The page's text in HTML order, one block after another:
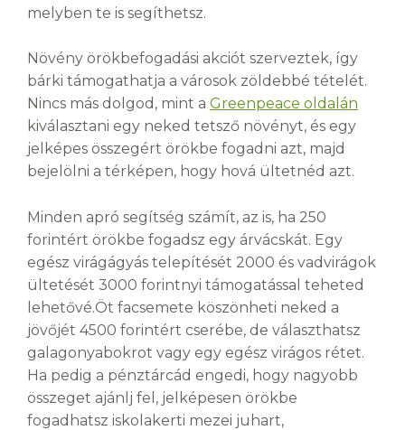
melyben te is segíthetsz.
Növény örökbefogadási akciót szerveztek, így
bárki támogathatja a városok zöldebbé tételét.
Nincs más dolgod, mint a Greenpeace oldalán
kiválasztani egy neked tetsző növényt, és egy
jelképes összegért örökbe fogadni azt, majd
bejelölni a térképen, hogy hová ültetnéd azt.
Minden apró segítség számít, az is, ha 250
forintért örökbe fogadsz egy árvácskát. Egy
egész virágágyás telepítését 2000 és vadvirágok
ültetését 3000 forintnyi támogatással teheted
lehetővé.Öt facsemete köszönheti neked a
jövőjét 4500 forintért cserébe, de választhatsz
galagonyabokrot vagy egy egész virágos rétet.
Ha pedig a pénztárcád engedi, hogy nagyobb
összeget ajánlj fel, jelképesen örökbe
fogadhatsz iskolakerti mezei juhart,